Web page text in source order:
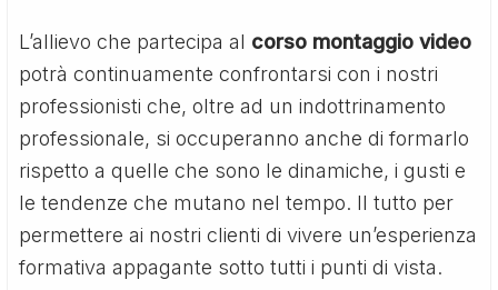
L’allievo che partecipa al corso montaggio video
potrà continuamente confrontarsi con i nostri
professionisti che, oltre ad un indottrinamento
professionale, si occuperanno anche di formarlo
rispetto a quelle che sono le dinamiche, i gusti e
le tendenze che mutano nel tempo. Il tutto per
permettere ai nostri clienti di vivere un’esperienza
formativa appagante sotto tutti i punti di vista.